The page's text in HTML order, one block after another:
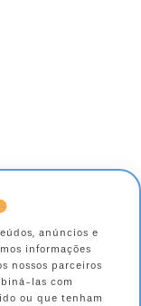
está na nossa página
anúncios e
informações
nossos parceiros
las com
ou que tenham